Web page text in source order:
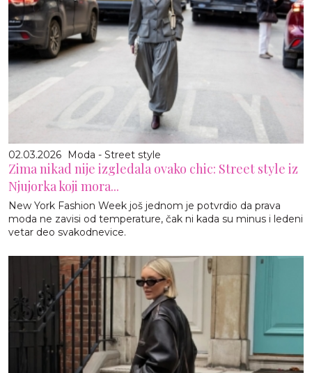
02.03.2026 Moda - Street style
Zima nikad nije izgledala ovako chic: Street style iz
Njujorka koji mora...
New York Fashion Week još jednom je potvrdio da prava
moda ne zavisi od temperature, čak ni kada su minus i ledeni
vetar deo svakodnevice.